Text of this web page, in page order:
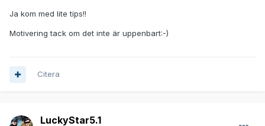
Ja kom med lite tips!!
Motivering tack om det inte är uppenbart:-)
Citera
LuckyStar5.1